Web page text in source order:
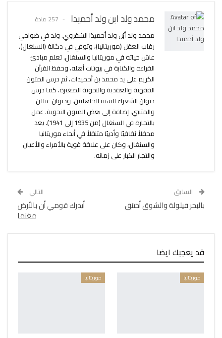
محمد ولد ابن ولد أحميدا 257 مادة
محمد ولد أبُن ولد أحميدًا الشقروي. ولد في ضواحي
رقاب العقل (موريتانيا)، وتوفي في دگانة (السنغال).
عاش حياته في موريتانيا والسنغال. تعلم مبادئ
القراءة والكتابة في بيوتات أهله، وحفظ القرآن
الكريم على يد محمذ بن أحميدات، ثم درس المتون
الفقهية والعقدية والنحوية الصغيرة، كما درس
ديوان الشعراء الستة الجاهليين، وديوان غيلان
والمتنبي، إضافة إلى بعض المتون النحوية. عمل
بالتجارة في السنغال (من 1935 إلى 1941). يعد
محفلاً ثقافيًا وأدبيًا متنقلاً في أنحاء موريتانيا
والسنغال، وكان على علاقة قوية بالأمراء والأعيان
والتجار الكبار على زمانه.
السابق
بالبحر قيلولة والشوق أختنق
التالي
أیدرك قومي أن بالأرض
مغنما
قد يعجبك ايضا
موريتانيا موريتانيا